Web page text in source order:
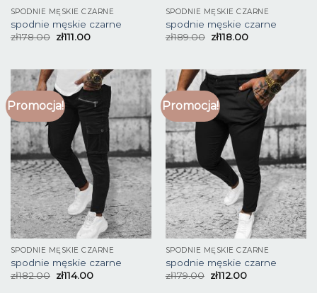
SPODNIE MĘSKIE CZARNE
spodnie męskie czarne
zł178.00 zł111.00
SPODNIE MĘSKIE CZARNE
spodnie męskie czarne
zł189.00 zł118.00
Promocja!
SPODNIE MĘSKIE CZARNE
spodnie męskie czarne
zł182.00 zł114.00
Promocja!
SPODNIE MĘSKIE CZARNE
spodnie męskie czarne
zł179.00 zł112.00